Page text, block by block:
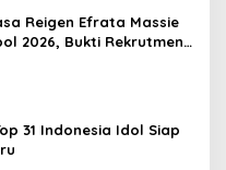
Reigen Efrata Massie
2026, Bukti Rekrutmen
dan Akuntabel
31 Indonesia Idol Siap